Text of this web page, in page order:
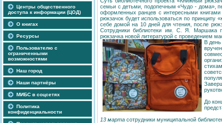
Центры общественного
доступа к информации (ЦОД)
О книгах
Ресурсы
Пользователю с
ограниченными
возможностями
Наш город
Наши партнёры
МИБС в соцсетях
Политика
конфиденциальности
семьи с детьми, подопечным «Чудо - дома»,
оформленных ранцев с интересными
рюкзачок будет использоваться по принципу
себе домой на 10 дней для чтения, после
Сотрудники библиотеки им. С. Я. Маршака
рюкзачка новой литературой с проведением
В
До
13 марта сотрудники муниципальной